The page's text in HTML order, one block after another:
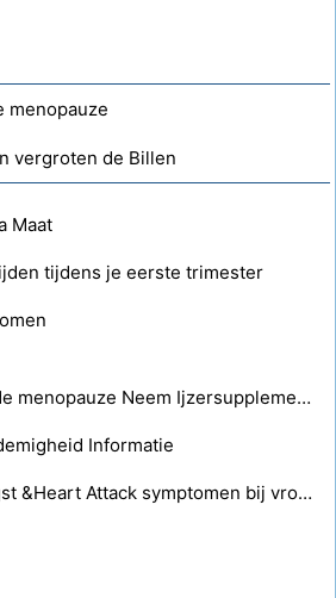
menopauze
vergroten de Billen
Maat
tijdens je eerste trimester
Mocht Vrouwen in de menopauze Neem Ijzersupplementen
Informatie
Verschil tussen Angst &Heart Attack symptomen bij vrouwen